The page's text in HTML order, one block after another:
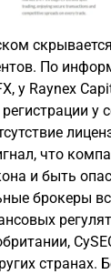
По
у Raynex
у
что
и быть
брокеры
странах.